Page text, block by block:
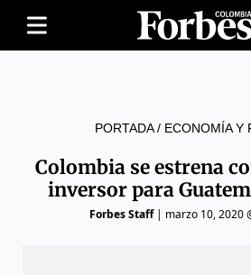
PORTADA/ ECONOMÍA Y
Colombia se estrena
inversor para
Forbes Staff| marzo 10, 2020